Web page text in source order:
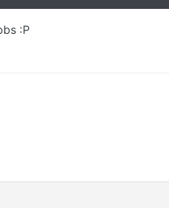
:P